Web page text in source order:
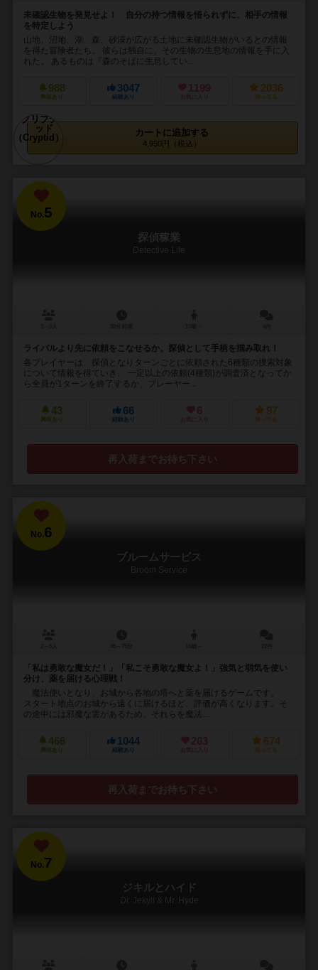
未確認生物を発見せよ！ 自分の持つ情報を悟られずに、相手の情報
を特定しよう
山地、沼地、湖、森、砂漠が広がる土地に未確認生物がいるとの情報
を得た冒険者たち。 彼らは独自に、その生物の生息地の情報を手に入
れた。 あるものは『森のそばに生息してい...
988
興味あり
3047
経験あり
1199
お気に入り
2036
持ってる
カートに追加する
4,950円（税込）
No.5
探偵稼業
Detective Life
ライバルより先に依頼をこなせるか。探偵として手柄を掴み取れ！
各プレイヤーは、探偵となりターンごとに依頼された6種類の捜索対象
について情報を得ていき、 一定以上の依頼(4種類)が調査済となってか
ら全員が1ターンを終了するか、プレーヤー...
43
興味あり
66
経験あり
6
お気に入り
97
持ってる
再入荷までお待ち下さい
No.6
ブルームサービス
Broom Service
「私は勇敢な魔女だ！」「私こそ勇敢な魔女よ！」強気と弱気を使い
分け、薬を届ける心理戦！
魔法使いとなり、お城から各地の塔へと薬を届けるゲームです。
スタート地点のお城から遠くに届けるほど、評価が高くなります。そ
の途中には邪魔な雲があるため、それらを魔法...
466
興味あり
1044
経験あり
203
お気に入り
674
持ってる
再入荷までお待ち下さい
No.7
ジキルとハイド
Dr. Jekyll & Mr. Hyde